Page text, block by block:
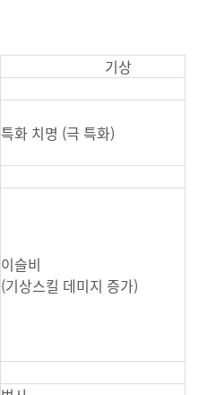
기상
특화 치명 (극 특화)
이슬비
(기상스킬 데미지 증가)